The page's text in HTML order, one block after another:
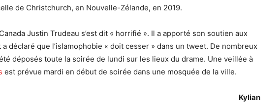
de Christchurch, en Nouvelle-Zélande, en 2019.
Justin Trudeau s’est dit « horrifié ». Il a apporté son soutien aux
déclaré que l’islamophobie « doit cesser » dans un tweet. De nombreux
déposés toute la soirée de lundi sur les lieux du drame. Une veillée à
est prévue mardi en début de soirée dans une mosquée de la ville.
Kylian